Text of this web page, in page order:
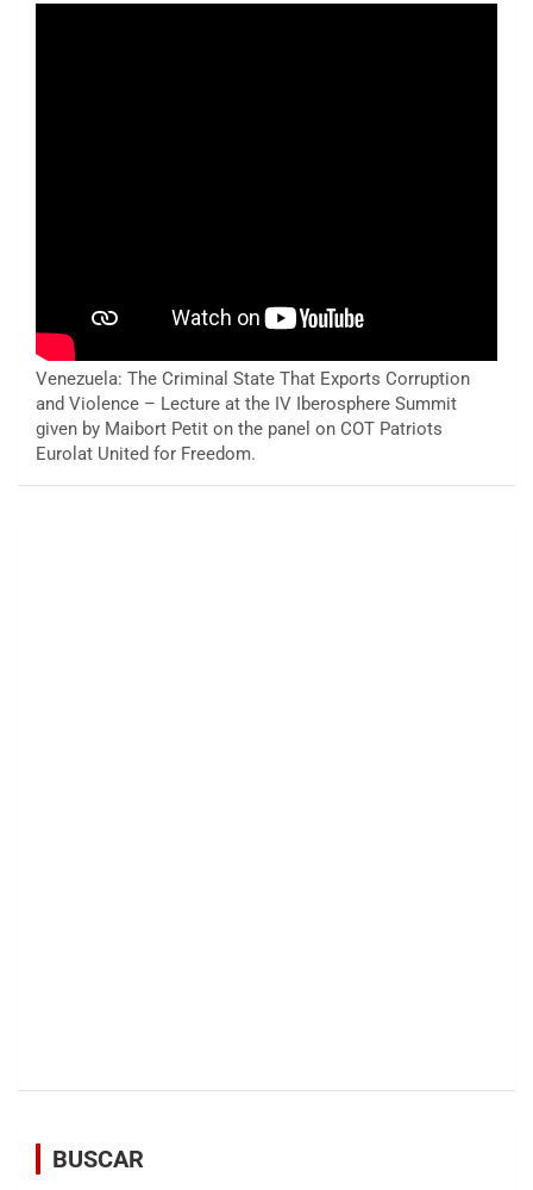
Venezuela: The Criminal State That Exports Corruption
and Violence – Lecture at the IV Iberosphere Summit
given by Maibort Petit on the panel on COT Patriots
Eurolat United for Freedom.
BUSCAR